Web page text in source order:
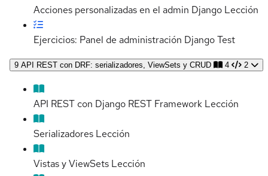
Acciones personalizadas en el admin Django Lección
Ejercicios: Panel de administración DjangoTest
9 API REST con DRF: serializadores, ViewSets y CRUD 4 2
API REST con Django REST Framework Lección
Serializadores Lección
Vistas y ViewSets Lección